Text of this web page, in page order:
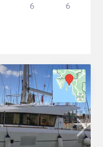
6 6